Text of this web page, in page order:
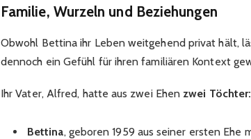
Familie, Wurzeln und Beziehungen
Obwohl Bettina ihr Leben weitgehend privat hält,
dennoch ein Gefühl für ihren familiären Kontext
Ihr Vater, Alfred, hatte aus zwei Ehen zwei Töchter:
Bettina, geboren 1959 aus seiner ersten Ehe